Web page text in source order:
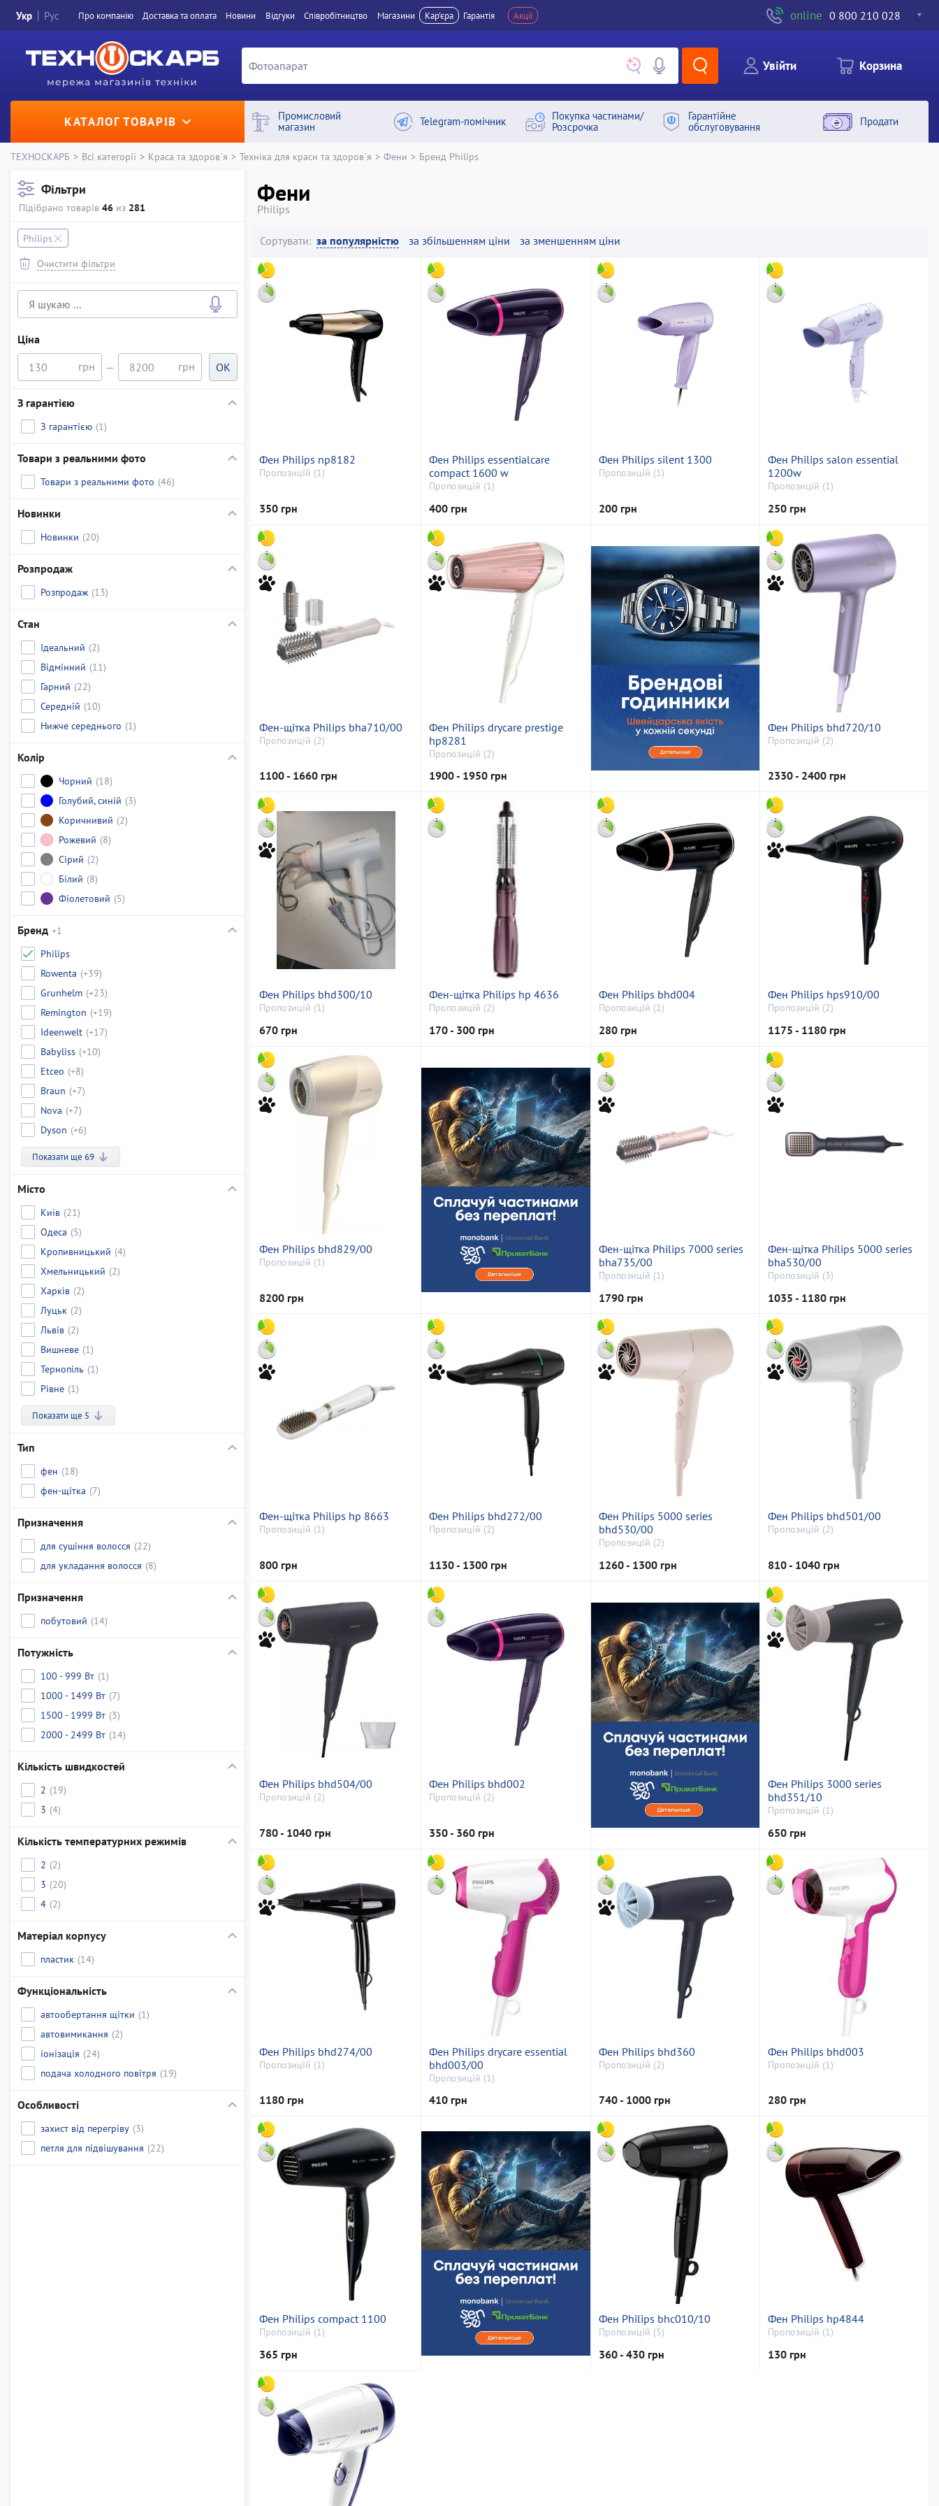
Укр Рус Про компанiю Доставка та оплата Новини Вiдгуки Співробітництво Магазини Кар'єра Гарантія Акції online 0 800 210 028
Увiйти Корзина
КАТАЛОГ ТОВАРІВ
Промисловий
магазин
Telegram-помічник
Покупка частинами/
Розсрочка
Гарантiйне
обслуговування
Продати
ТЕХНОСКАРБ > Всі категорії > Краса та здоров`я > Техніка для краси та здоров`я > Фени > Бренд Philips
Фільтри
Підібрано товарів 46 из 281
Philips
Очистити фільтри
Ціна
—
OK
З гарантією
З гарантією (1)
Товари з реальними фото
Товари з реальними фото (46)
Новинки
Новинки (20)
Розпродаж
Розпродаж (13)
Стан
Ідеальний (2)
Відмінний (11)
Гарний (22)
Середній (10)
Нижче середнього (1)
Колір
Чорний (18)
Голубий, синій (3)
Коричнивий (2)
Рожевий (8)
Сірий (2)
Білий (8)
Фіолетовий (5)
Бренд +1
Philips
Rowenta (+39)
Grunhelm (+23)
Remington (+19)
Ideenwelt (+17)
Babyliss (+10)
Etceo (+8)
Braun (+7)
Nova (+7)
Dyson (+6)
Показати ще 69
Місто
Київ (21)
Одеса (5)
Кропивницький (4)
Хмельницький (2)
Харків (2)
Луцьк (2)
Львів (2)
Вишневе (1)
Тернопіль (1)
Рівне (1)
Показати ще 5
Тип
фен (18)
фен-щітка (7)
Призначення
для сушіння волосся (22)
для укладання волосся (8)
Призначення
побутовий (14)
Потужність
100 - 999 Вт (1)
1000 - 1499 Вт (7)
1500 - 1999 Вт (3)
2000 - 2499 Вт (14)
Кількість швидкостей
2 (19)
3 (4)
Кількість температурних режимів
2 (2)
3 (20)
4 (2)
Матеріал корпусу
пластик (14)
Функціональність
автообертання щітки (1)
автовимикання (2)
іонізація (24)
подача холодного повітря (19)
Особливості
захист від перегріву (3)
петля для підвішування (22)
Фени
Philips
Сортувати: за популярністю за збільшенням ціни за зменшенням ціни
Фен Philips np8182
Пропозицій (1)
350 грн
Фен Philips essentialcare
compact 1600 w
Пропозицій (1)
400 грн
Фен Philips silent 1300
Пропозицій (1)
200 грн
Фен Philips salon essential
1200w
Пропозицій (1)
250 грн
Фен-щітка Philips bha710/00
Пропозицій (2)
1100 - 1660 грн
Фен Philips drycare prestige
hp8281
Пропозицій (2)
1900 - 1950 грн
Фен Philips bhd720/10
Пропозицій (2)
2330 - 2400 грн
Фен Philips bhd300/10
Пропозицій (1)
670 грн
Фен-щітка Philips hp 4636
Пропозицій (2)
170 - 300 грн
Фен Philips bhd004
Пропозицій (1)
280 грн
Фен Philips hps910/00
Пропозицій (2)
1175 - 1180 грн
Фен Philips bhd829/00
Пропозицій (1)
8200 грн
Фен-щітка Philips 7000 series
bha735/00
Пропозицій (1)
1790 грн
Фен-щітка Philips 5000 series
bha530/00
Пропозицій (3)
1035 - 1180 грн
Фен-щітка Philips hp 8663
Пропозицій (1)
800 грн
Фен Philips bhd272/00
Пропозицій (2)
1130 - 1300 грн
Фен Philips 5000 series
bhd530/00
Пропозицій (2)
1260 - 1300 грн
Фен Philips bhd501/00
Пропозицій (2)
810 - 1040 грн
Фен Philips bhd504/00
Пропозицій (2)
780 - 1040 грн
Фен Philips bhd002
Пропозицій (2)
350 - 360 грн
Фен Philips 3000 series
bhd351/10
Пропозицій (1)
650 грн
Фен Philips bhd274/00
Пропозицій (1)
1180 грн
Фен Philips drycare essential
bhd003/00
Пропозицій (1)
410 грн
Фен Philips bhd360
Пропозицій (2)
740 - 1000 грн
Фен Philips bhd003
Пропозицій (1)
280 грн
Фен Philips compact 1100
Пропозицій (1)
365 грн
Фен Philips bhc010/10
Пропозицій (5)
360 - 430 грн
Фен Philips hp4844
Пропозицій (1)
130 грн